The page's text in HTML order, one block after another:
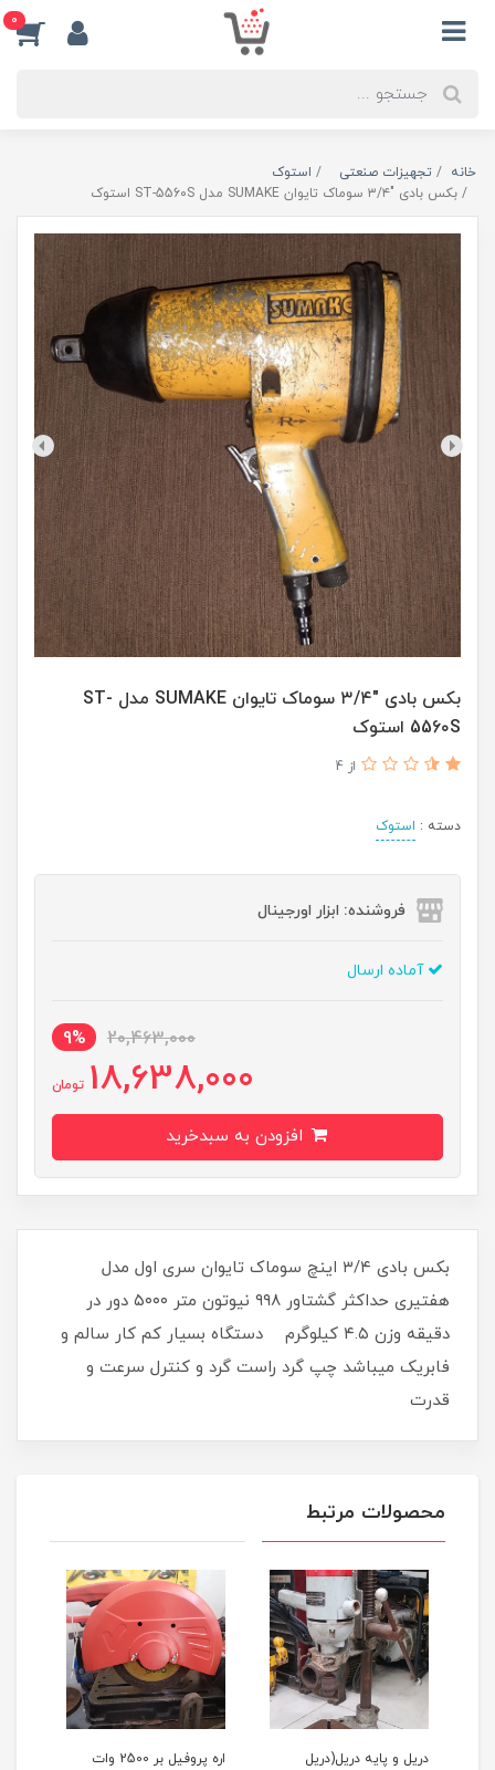
0
خانه تجهیزات صنعتی
استوک
بکس بادی "۳/۴ سوماک تایوان SUMAKE مدل ST-556۰S استوک
بکس بادی "۳/۴ سوماک تایوان SUMAKE مدل ST-
556۰S استوک
از 4
دسته : استوک
فروشنده: ابزار اورجینال
آماده ارسال
20,463,000
9%
18,638,000 تومان
بکس بادی ۳/۴ اینچ سوماک تایوان سری اول مدل
هفتیری حداکثر گشتاور ۹۹۸ نیوتون متر ۵۰۰۰ دور در
دقیقه وزن ۴.۵ کیلوگرم دستگاه بسیار کم کار سالم و
فابریک میباشد چپ گرد راست گرد و کنترل سرعت و
قدرت
محصولات مرتبط
دریل و پایه دریل(دریل
اره پروفیل بر 2500 وات